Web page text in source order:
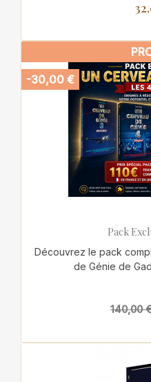
Pack
Découvrez le pack
de Génie de
140,00
-30,00 €